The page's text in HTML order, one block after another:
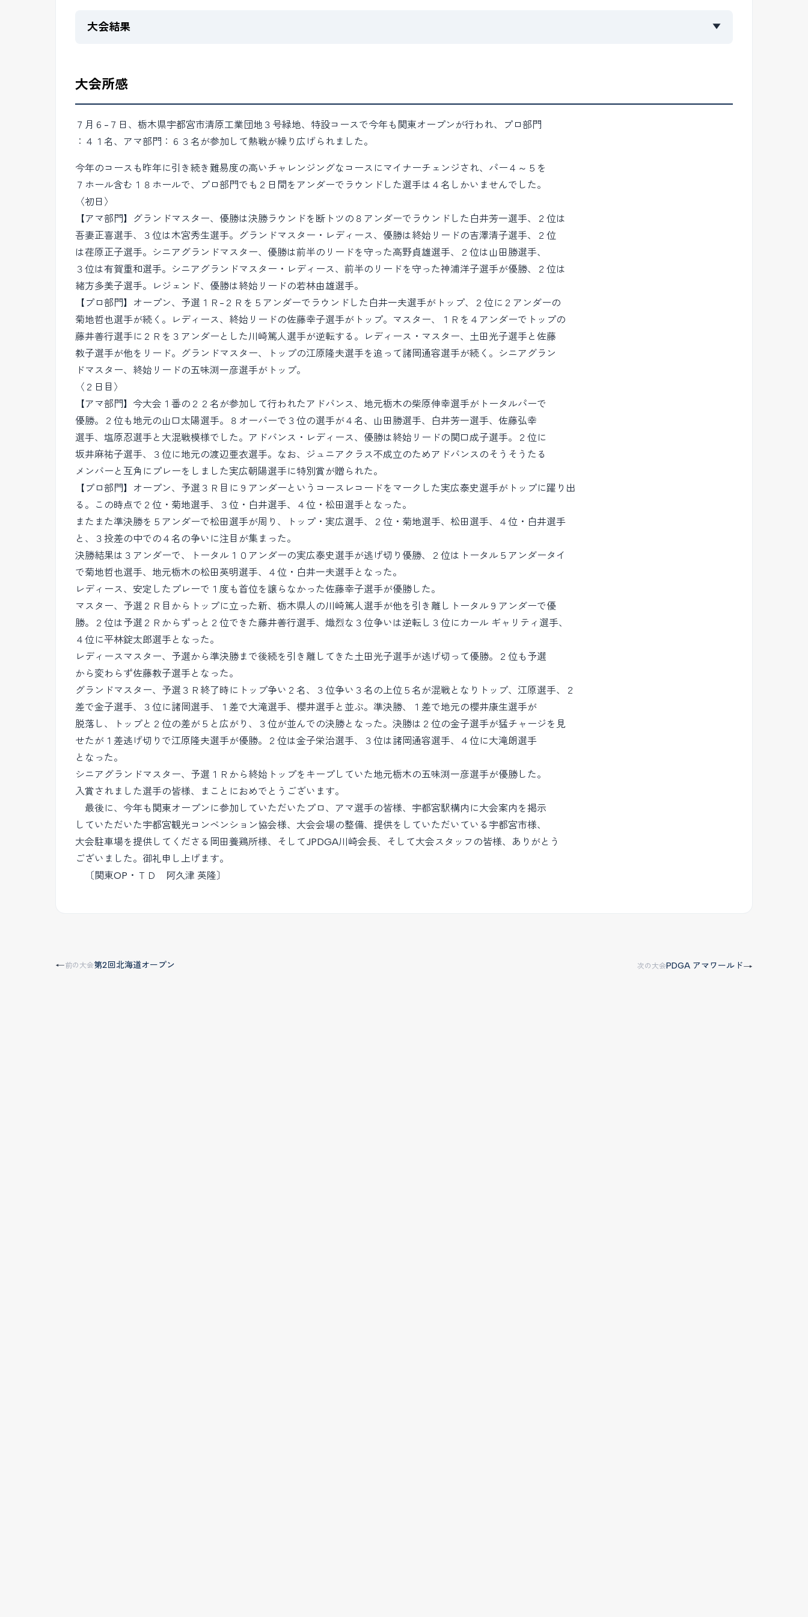
大会結果 ▼
大会所感
７月６-７日、栃木県宇都宮市清原工業団地３号緑地、特設コースで今年も関東オープンが行われ、プロ部門
：４１名、アマ部門：６３名が参加して熱戦が繰り広げられました。
今年のコースも昨年に引き続き難易度の高いチャレンジングなコースにマイナーチェンジされ、パー４～５を
７ホール含む１８ホールで、プロ部門でも２日間をアンダーでラウンドした選手は４名しかいませんでした。
〈初日〉
【アマ部門】グランドマスター、優勝は決勝ラウンドを断トツの８アンダーでラウンドした白井芳一選手、２位は
吾妻正喜選手、３位は木宮秀生選手。グランドマスター・レディース、優勝は終始リードの吉澤清子選手、２位
は荏原正子選手。シニアグランドマスター、優勝は前半のリードを守った高野貞雄選手、２位は山田勝選手、
３位は有賀重和選手。シニアグランドマスター・レディース、前半のリードを守った神浦洋子選手が優勝、２位は
緒方多美子選手。レジェンド、優勝は終始リードの若林由雄選手。
【プロ部門】オープン、予選１Ｒ-２Ｒを５アンダーでラウンドした白井一夫選手がトップ、２位に２アンダーの
菊地哲也選手が続く。レディース、終始リードの佐藤幸子選手がトップ。マスター、１Ｒを４アンダーでトップの
藤井善行選手に２Ｒを３アンダーとした川崎篤人選手が逆転する。レディース・マスター、土田光子選手と佐藤
教子選手が他をリード。グランドマスター、トップの江原隆夫選手を追って諸岡通容選手が続く。シニアグラン
ドマスター、終始リードの五味渕一彦選手がトップ。
〈２日目〉
【アマ部門】今大会１番の２２名が参加して行われたアドバンス、地元栃木の柴原伸幸選手がトータルパーで
優勝。２位も地元の山口太陽選手。８オーバーで３位の選手が４名、山田勝選手、白井芳一選手、佐藤弘幸
選手、塩原忍選手と大混戦模様でした。アドバンス・レディース、優勝は終始リードの関口成子選手。２位に
坂井麻祐子選手、３位に地元の渡辺亜衣選手。なお、ジュニアクラス不成立のためアドバンスのそうそうたる
メンバーと互角にプレーをしました実広朝陽選手に特別賞が贈られた。
【プロ部門】オープン、予選３Ｒ目に９アンダーというコースレコードをマークした実広泰史選手がトップに躍り出
る。この時点で２位・菊地選手、３位・白井選手、４位・松田選手となった。
またまた準決勝を５アンダーで松田選手が周り、トップ・実広選手、２位・菊地選手、松田選手、４位・白井選手
と、３投差の中での４名の争いに注目が集まった。
決勝結果は３アンダーで、トータル１０アンダーの実広泰史選手が逃げ切り優勝、２位はトータル５アンダータイ
で菊地哲也選手、地元栃木の松田英明選手、４位・白井一夫選手となった。
レディース、安定したプレーで１度も首位を譲らなかった佐藤幸子選手が優勝した。
マスター、予選２Ｒ目からトップに立った新、栃木県人の川崎篤人選手が他を引き離しトータル９アンダーで優
勝。２位は予選２Ｒからずっと２位できた藤井善行選手、熾烈な３位争いは逆転し３位にカール ギャリティ選手、
４位に平林錠太郎選手となった。
レディースマスター、予選から準決勝まで後続を引き離してきた土田光子選手が逃げ切って優勝。２位も予選
から変わらず佐藤教子選手となった。
グランドマスター、予選３Ｒ終了時にトップ争い２名、３位争い３名の上位５名が混戦となりトップ、江原選手、２
差で金子選手、３位に諸岡選手、１差で大滝選手、櫻井選手と並ぶ。準決勝、１差で地元の櫻井康生選手が
脱落し、トップと２位の差が５と広がり、３位が並んでの決勝となった。決勝は２位の金子選手が猛チャージを見
せたが１差逃げ切りで江原隆夫選手が優勝。２位は金子栄治選手、３位は諸岡通容選手、４位に大滝朗選手
となった。
シニアグランドマスター、予選１Ｒから終始トップをキープしていた地元栃木の五味渕一彦選手が優勝した。
入賞されました選手の皆様、まことにおめでとうございます。
最後に、今年も関東オープンに参加していただいたプロ、アマ選手の皆様、宇都宮駅構内に大会案内を掲示
していただいた宇都宮観光コンベンション協会様、大会会場の整備、提供をしていただいている宇都宮市様、
大会駐車場を提供してくださる岡田養鶏所様、そしてJPDGA川崎会長、そして大会スタッフの皆様、ありがとう
ございました。御礼申し上げます。
〔関東OP・ＴＤ 阿久津 英隆〕
←前の大会第2回北海道オープン 次の大会PDGA アマワールド→